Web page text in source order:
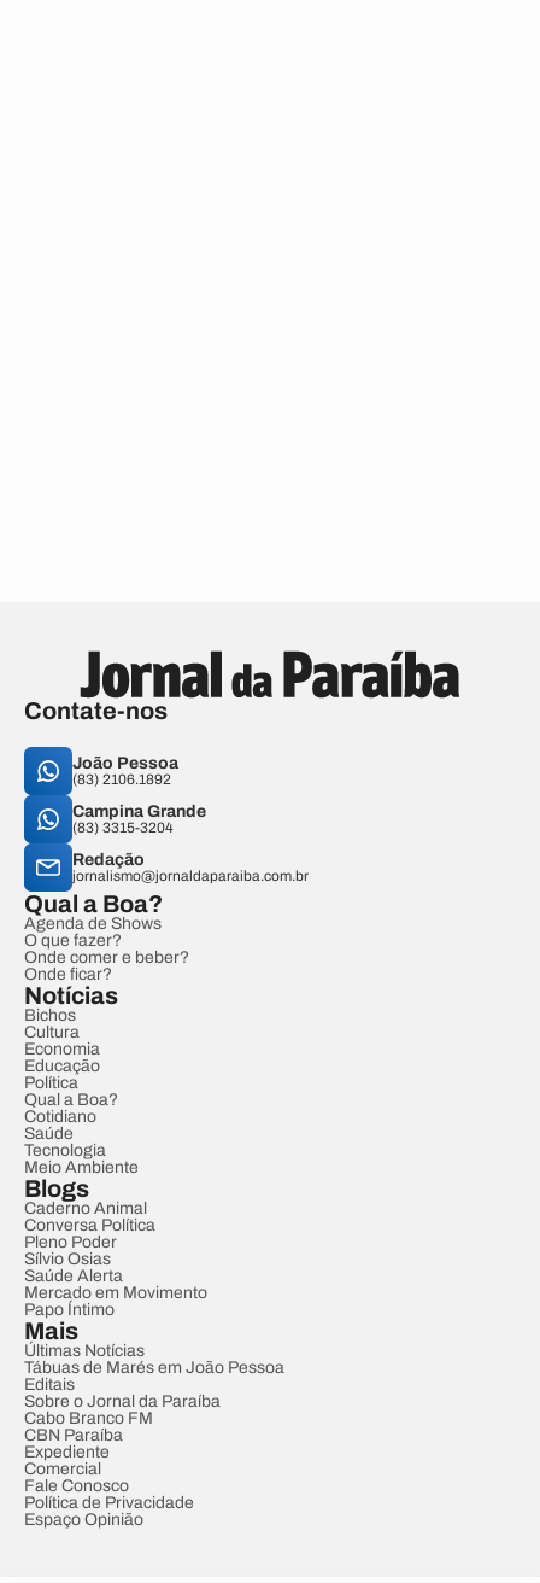
Contate-nos
João Pessoa
(83) 2106.1892
Campina Grande
(83) 3315-3204
Redação
jornalismo@jornaldaparaiba.com.br
Qual a Boa?
Agenda de Shows
O que fazer?
Onde comer e beber?
Onde ficar?
Notícias
Bichos
Cultura
Economia
Educação
Política
Qual a Boa?
Cotidiano
Saúde
Tecnologia
Meio Ambiente
Blogs
Caderno Animal
Conversa Política
Pleno Poder
Sílvio Osias
Saúde Alerta
Mercado em Movimento
Papo Íntimo
Mais
Últimas Notícias
Tábuas de Marés em João Pessoa
Editais
Sobre o Jornal da Paraíba
Cabo Branco FM
CBN Paraíba
Expediente
Comercial
Fale Conosco
Política de Privacidade
Espaço Opinião